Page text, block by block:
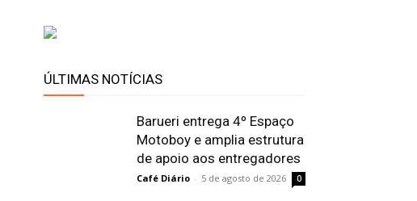
ÚLTIMAS NOTÍCIAS
Barueri entrega 4º Espaço
Motoboy e amplia estrutura
de apoio aos entregadores
Café Diário - 5 de agosto de 2026 0